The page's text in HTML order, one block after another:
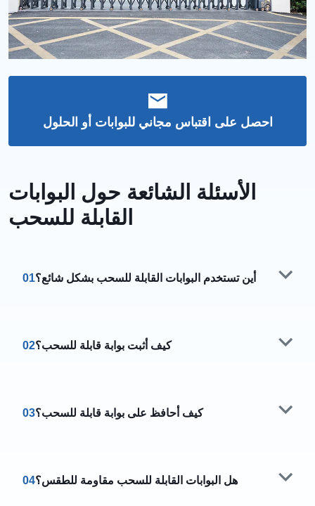
احصل على اقتباس مجاني للبوابات أو الحلول
الأسئلة الشائعة حول البوابات
القابلة للسحب
01أين تستخدم البوابات القابلة للسحب بشكل شائع؟
02كيف أثبت بوابة قابلة للسحب؟
03كيف أحافظ على بوابة قابلة للسحب؟
04هل البوابات القابلة للسحب مقاومة للطقس؟